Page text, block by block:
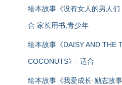
绘本故事《没有女人的男人
合 家长用书,青少年
绘本故事《DAISY AND THE
COCONUTS》- 适合
绘本故事《我爱成长·励志故